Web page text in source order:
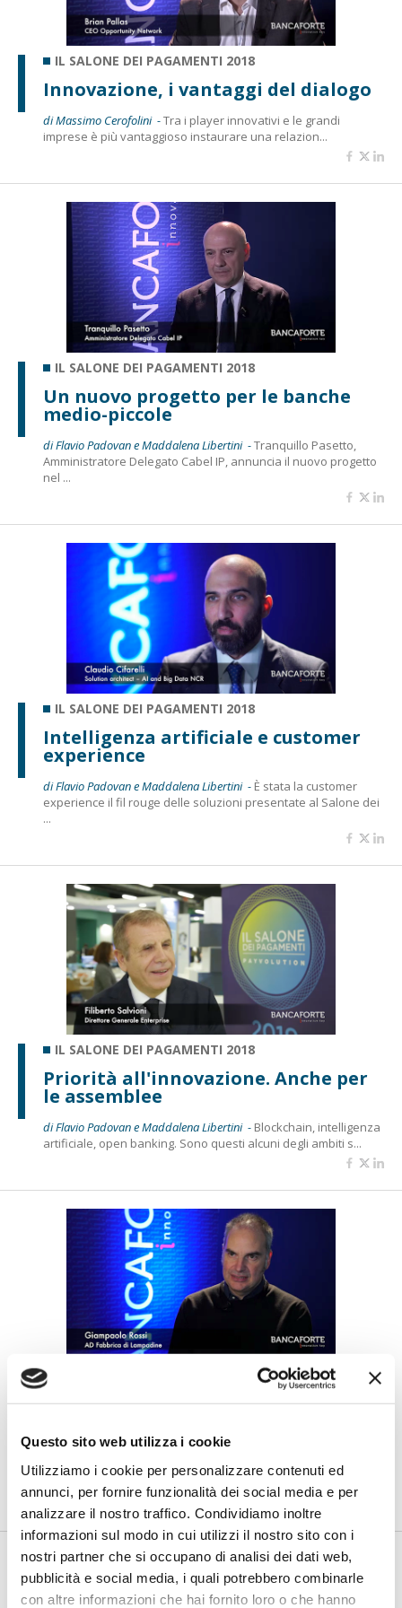
Questo sito web utilizza i cookie
Utilizziamo i cookie per personalizzare contenuti ed
annunci, per fornire funzionalità dei social media e per
analizzare il nostro traffico. Condividiamo inoltre
informazioni sul modo in cui utilizzi il nostro sito con i
nostri partner che si occupano di analisi dei dati web,
pubblicità e social media, i quali potrebbero combinarle
con altre informazioni che hai fornito loro o che hanno
IL SALONE DEI PAGAMENTI 2018
Innovazione, i vantaggi del dialogo
di Massimo Cerofolini -Tra i player innovativi e le grandi
imprese è più vantaggioso instaurare una relazion...
IL SALONE DEI PAGAMENTI 2018
Un nuovo progetto per le banche
medio-piccole
di Flavio Padovan e Maddalena Libertini -Tranquillo Pasetto,
Amministratore Delegato Cabel IP, annuncia il nuovo progetto
nel ...
IL SALONE DEI PAGAMENTI 2018
Intelligenza artificiale e customer
experience
di Flavio Padovan e Maddalena Libertini - È stata la customer
experience il fil rouge delle soluzioni presentate al Salone dei
...
IL SALONE DEI PAGAMENTI 2018
Priorità all'innovazione. Anche per
le assemblee
di Flavio Padovan e Maddalena Libertini - Blockchain, intelligenza
artificiale, open banking. Sono questi alcuni degli ambiti s...
Rebranding: cambiare per rimanere
di Flavio Padovan e Maddalena Libertini -
espressione dell'identità e dei valori dell'azienda, deve
essere...